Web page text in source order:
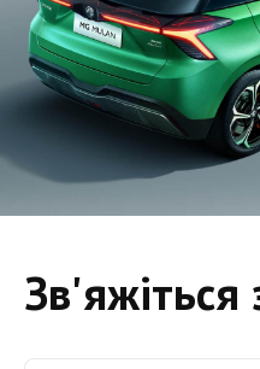
Зв'яжіться